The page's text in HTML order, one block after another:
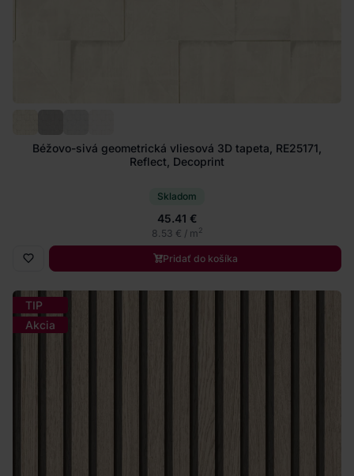
Béžovo-sivá geometrická vliesová 3D tapeta, RE25171,
Reflect, Decoprint
Skladom
45.41 €
8.53 € / m2
Pridať do košíka
TIP
Akcia